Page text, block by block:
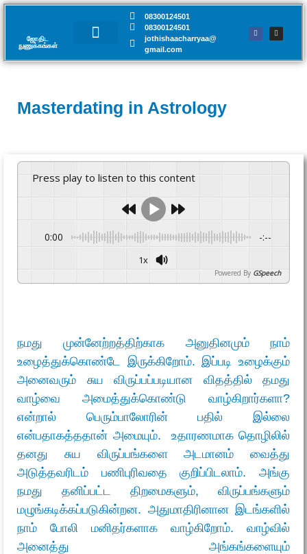
ஜோதிட
நுணுக்கங்கள்​
08300124501
08300124501
jothishaacharryaa@
gmail.com
Masterdating in Astrology
Press play to listen to this content
0:00 -:--
1x
Powered By GSpeech
நமது முன்னேற்றத்திற்காக அனுதினமும் நாம்
உழைத்துக்கொண்டே இருக்கிறோம். இப்படி உழைக்கும்
அனைவரும் சுய விருப்பப்படியான விதத்தில் தமது
வாழ்வை அமைத்துக்கொண்டு வாழ்கிறார்களா?
என்றால் பெரும்பாலோரின் பதில் இல்லை
என்பதாகத்ததான் அமையும். உதாரணமாக தொழிலில்
தனது சுய விருப்பங்களை அடமானம் வைத்து
அடுத்தவரிடம் பணிபுரிவதை குறிப்பிடலாம். அங்கு
நமது தனிப்பட்ட திறமைகளும், விருப்பங்களும்
மழுங்கடிக்கப்படுகின்றன. அதுமாதிரினான இடங்களில்
நாம் போலி மனிதர்களாக வாழ்கிறோம். வாழ்வில்
அனைத்து அங்கங்களையும்